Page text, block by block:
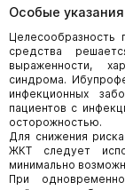
Особые указания
Целесообразность
средства
выраженности,
синдрома.
инфекционных
пациентов с
осторожностью.
Для снижения
ЖКТ следует
минимально
При